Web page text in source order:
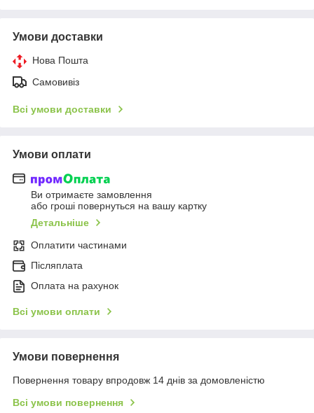
Умови доставки
Нова Пошта
Самовивіз
Всі умови доставки
Умови оплати
Ви отримаєте замовлення
або гроші повернуться на вашу картку
Детальніше
Оплатити частинами
Післяплата
Оплата на рахунок
Всі умови оплати
Умови повернення
Повернення товару впродовж 14 днів за домовленістю
Всі умови повернення